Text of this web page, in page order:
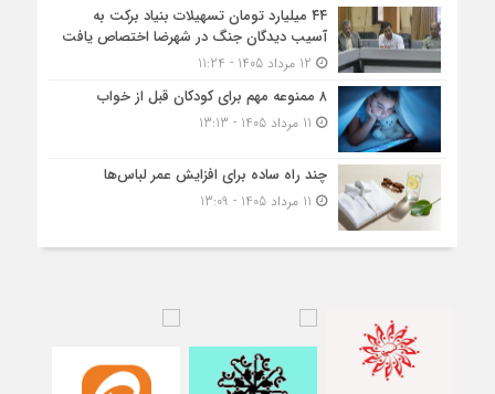
۴۴ میلیارد تومان تسهیلات بنیاد برکت به
آسیب دیدگان جنگ در شهرضا اختصاص یافت
۸ ممنوعه مهم برای کودکان قبل از خواب
چند راه ساده برای افزایش عمر لباس‌ها